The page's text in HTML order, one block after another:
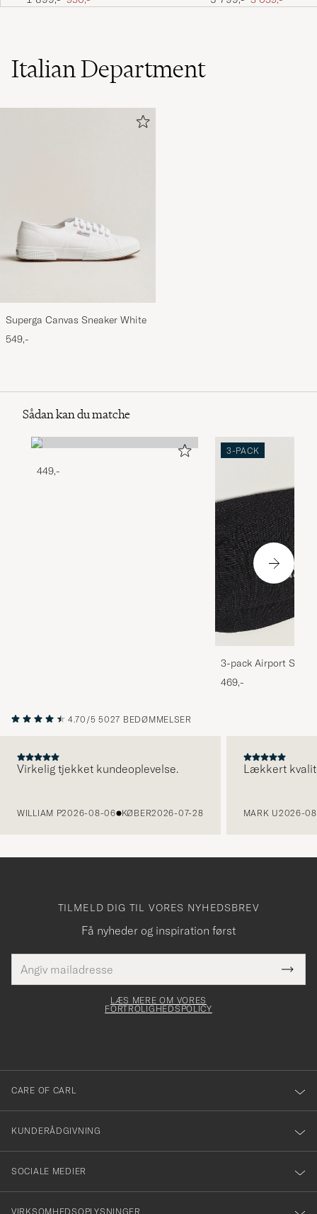
Italian Department
Superga Canvas Sneaker White
549,-
Sådan kan du matche
449,-
3-PACK
3-pack Airport
Melange
469,-
4.70/5 5027 BEDØMMELSER
Virkelig tjekket kundeoplevelse.
WILLIAM P2026-08-06 KØBER2026-07-28
Lækkert
MARK U2026-
TILMELD DIG TIL VORES NYHEDSBREV
Få nyheder og inspiration først
mailadresse
skal
Tack
för
dig
till
vårt
nyhetsbrev!
LÆS MERE OM VORES
FORTROLIGHEDSPOLICY
CARE OF CARL
KUNDERÅDGIVNING
SOCIALE MEDIER
VIRKSOMHEDSOPLYSNINGER